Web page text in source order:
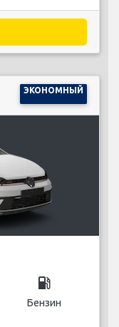
ЭКОНОМНЫЙ
local_gas_station
Бензин